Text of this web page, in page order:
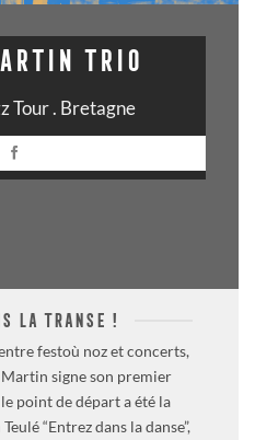
Trio
Tour . Bretagne
LA TRANSE !
festoù noz et concerts,
signe son premier
point de départ a été la
“Entrez dans la danse”,